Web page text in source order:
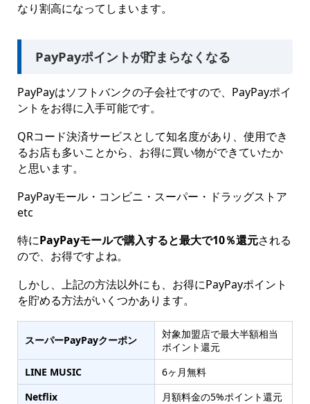
なり割高になってしまいます。
PayPayポイントが貯まらなくなる
PayPayはソフトバンクの子会社ですので、PayPayポイ
ントをお得に入手可能です。
QRコード決済サービスとして知名度があり、使用でき
るお店も多いことから、お得に買い物ができていたか
と思います。
PayPayモール・コンビニ・スーパー・ドラッグストア
etc
特にPayPayモールで購入すると最大で10％還元される
ので、お得ですよね。
しかし、上記の方法以外にも、お得にPayPayポイント
を貯める方法がいくつかあります。
スーパーPayPayクーポン
対象加盟店で最大半額相当
ポイント還元
LINE MUSIC
6ヶ月無料
Netflix
月額料金の5%ポイント還元